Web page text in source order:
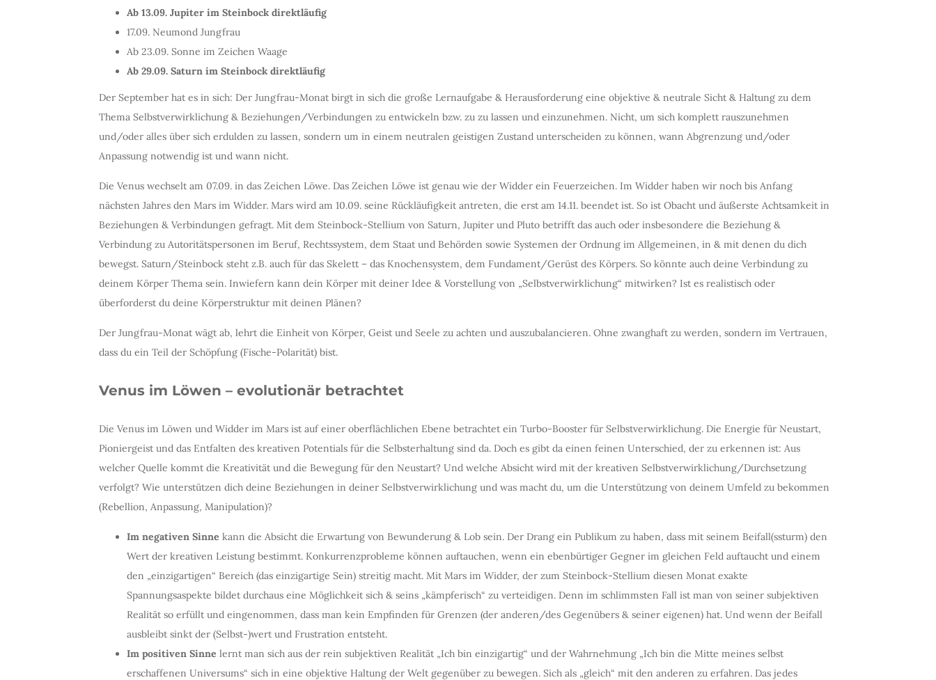
Ab 13.09. Jupiter im Steinbock direktläufig
17.09. Neumond Jungfrau
Ab 23.09. Sonne im Zeichen Waage
Ab 29.09. Saturn im Steinbock direktläufig
Der September hat es in sich: Der Jungfrau-Monat birgt in sich die große Lernaufgabe & Herausforderung eine objektive & neutrale Sicht & Haltung zu dem
Thema Selbstverwirklichung & Beziehungen/Verbindungen zu entwickeln bzw. zu zu lassen und einzunehmen. Nicht, um sich komplett rauszunehmen
und/oder alles über sich erdulden zu lassen, sondern um in einem neutralen geistigen Zustand unterscheiden zu können, wann Abgrenzung und/oder
Anpassung notwendig ist und wann nicht.
Die Venus wechselt am 07.09. in das Zeichen Löwe. Das Zeichen Löwe ist genau wie der Widder ein Feuerzeichen. Im Widder haben wir noch bis Anfang
nächsten Jahres den Mars im Widder. Mars wird am 10.09. seine Rückläufigkeit antreten, die erst am 14.11. beendet ist. So ist Obacht und äußerste Achtsamkeit in
Beziehungen & Verbindungen gefragt. Mit dem Steinbock-Stellium von Saturn, Jupiter und Pluto betrifft das auch oder insbesondere die Beziehung &
Verbindung zu Autoritätspersonen im Beruf, Rechtssystem, dem Staat und Behörden sowie Systemen der Ordnung im Allgemeinen, in & mit denen du dich
bewegst. Saturn/Steinbock steht z.B. auch für das Skelett – das Knochensystem, dem Fundament/Gerüst des Körpers. So könnte auch deine Verbindung zu
deinem Körper Thema sein. Inwiefern kann dein Körper mit deiner Idee & Vorstellung von „Selbstverwirklichung“ mitwirken? Ist es realistisch oder
überforderst du deine Körperstruktur mit deinen Plänen?
Der Jungfrau-Monat wägt ab, lehrt die Einheit von Körper, Geist und Seele zu achten und auszubalancieren. Ohne zwanghaft zu werden, sondern im Vertrauen,
dass du ein Teil der Schöpfung (Fische-Polarität) bist.
Venus im Löwen – evolutionär betrachtet
Die Venus im Löwen und Widder im Mars ist auf einer oberflächlichen Ebene betrachtet ein Turbo-Booster für Selbstverwirklichung. Die Energie für Neustart,
Pioniergeist und das Entfalten des kreativen Potentials für die Selbsterhaltung sind da. Doch es gibt da einen feinen Unterschied, der zu erkennen ist: Aus
welcher Quelle kommt die Kreativität und die Bewegung für den Neustart? Und welche Absicht wird mit der kreativen Selbstverwirklichung/Durchsetzung
verfolgt? Wie unterstützen dich deine Beziehungen in deiner Selbstverwirklichung und was macht du, um die Unterstützung von deinem Umfeld zu bekommen
(Rebellion, Anpassung, Manipulation)?
Im negativen Sinne kann die Absicht die Erwartung von Bewunderung & Lob sein. Der Drang ein Publikum zu haben, dass mit seinem Beifall(ssturm) den
Wert der kreativen Leistung bestimmt. Konkurrenzprobleme können auftauchen, wenn ein ebenbürtiger Gegner im gleichen Feld auftaucht und einem
den „einzigartigen“ Bereich (das einzigartige Sein) streitig macht. Mit Mars im Widder, der zum Steinbock-Stellium diesen Monat exakte
Spannungsaspekte bildet durchaus eine Möglichkeit sich & seins „kämpferisch“ zu verteidigen. Denn im schlimmsten Fall ist man von seiner subjektiven
Realität so erfüllt und eingenommen, dass man kein Empfinden für Grenzen (der anderen/des Gegenübers & seiner eigenen) hat. Und wenn der Beifall
ausbleibt sinkt der (Selbst-)wert und Frustration entsteht.
Im positiven Sinne lernt man sich aus der rein subjektiven Realität „Ich bin einzigartig“ und der Wahrnehmung „Ich bin die Mitte meines selbst
erschaffenen Universums“ sich in eine objektive Haltung der Welt gegenüber zu bewegen. Sich als „gleich“ mit den anderen zu erfahren. Das jedes